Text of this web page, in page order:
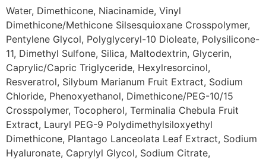
Water, Dimethicone, Niacinamide, Vinyl
Dimethicone/Methicone Silsesquioxane Crosspolymer,
Pentylene Glycol, Polyglyceryl-10 Dioleate, Polysilicone-
11, Dimethyl Sulfone, Silica, Maltodextrin, Glycerin,
Caprylic/Capric Triglyceride, Hexylresorcinol,
Resveratrol, Silybum Marianum Fruit Extract, Sodium
Chloride, Phenoxyethanol, Dimethicone/PEG-10/15
Crosspolymer, Tocopherol, Terminalia Chebula Fruit
Extract, Lauryl PEG-9 Polydimethylsiloxyethyl
Dimethicone, Plantago Lanceolata Leaf Extract, Sodium
Hyaluronate, Caprylyl Glycol, Sodium Citrate,